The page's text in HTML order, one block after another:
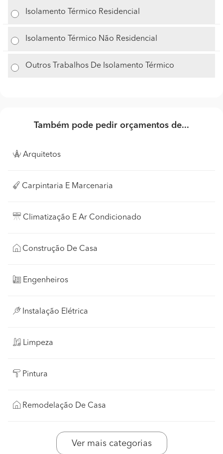
Isolamento Térmico Residencial
Isolamento Térmico Não Residencial
Outros Trabalhos De Isolamento Térmico
Também pode pedir orçamentos de...
Arquitetos
Carpintaria E Marcenaria
Climatização E Ar Condicionado
Construção De Casa
Engenheiros
Instalação Elétrica
Limpeza
Pintura
Remodelação De Casa
Ver mais categorias